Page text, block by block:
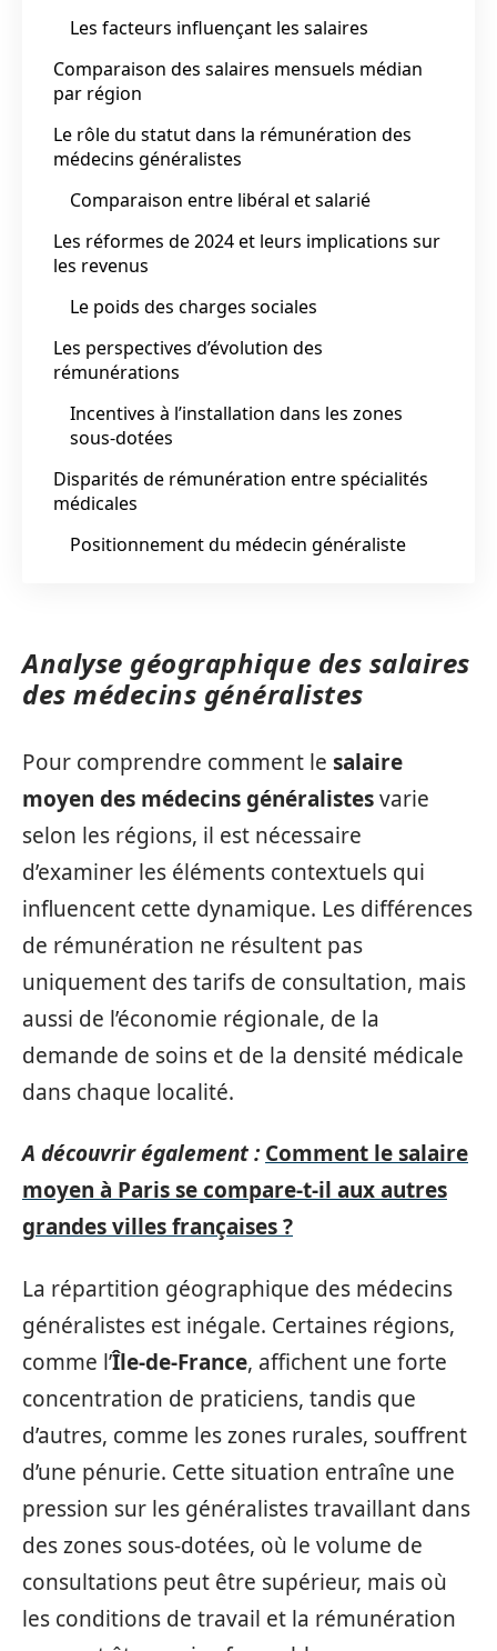
Les facteurs influençant les salaires
Comparaison des salaires mensuels médian
par région
Le rôle du statut dans la rémunération des
médecins généralistes
Comparaison entre libéral et salarié
Les réformes de 2024 et leurs implications sur
les revenus
Le poids des charges sociales
Les perspectives d’évolution des
rémunérations
Incentives à l’installation dans les zones
sous-dotées
Disparités de rémunération entre spécialités
médicales
Positionnement du médecin généraliste
Analyse géographique des salaires
des médecins généralistes
Pour comprendre comment le salaire
moyen des médecins généralistesvarie
selon les régions, il est nécessaire
d’examiner les éléments contextuels qui
influencent cette dynamique. Les différences
de rémunération ne résultent pas
uniquement des tarifs de consultation, mais
aussi de l’économie régionale, de la
demande de soins et de la densité médicale
dans chaque localité.
A découvrir également : Comment le salaire
moyen à Paris se compare-t-il aux autres
grandes villes françaises ?
La répartition géographique des médecins
généralistes est inégale. Certaines régions,
comme l’Île-de-France, affichent une forte
concentration de praticiens, tandis que
d’autres, comme les zones rurales, souffrent
d’une pénurie. Cette situation entraîne une
pression sur les généralistes travaillant dans
des zones sous-dotées, où le volume de
consultations peut être supérieur, mais où
les conditions de travail et la rémunération